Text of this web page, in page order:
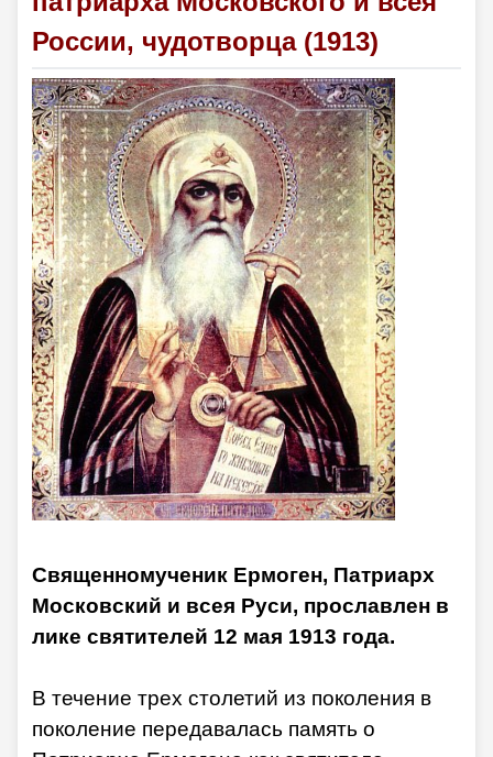
России, чудотворца (1913)
Священномученик Ермоген, Патриарх
Московский и всея Руси, прославлен в
лике святителей 12 мая 1913 года.
В течение трех столетий из поколения в
поколение передавалась память о